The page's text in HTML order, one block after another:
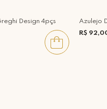
Design 4pçs
Azulejo
R$